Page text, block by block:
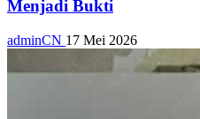
Menjadi Bukti
adminCN 17 Mei 2026